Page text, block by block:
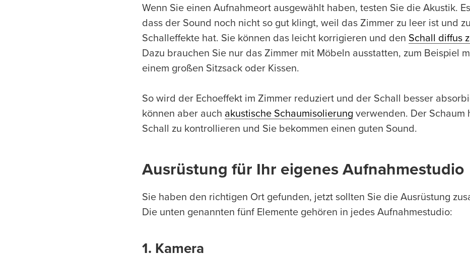
Wenn Sie einen Aufnahmeort ausgewählt haben, testen Sie die Akustik.
dass der Sound noch nicht so gut klingt, weil das Zimmer zu leer ist und
Schalleffekte hat. Sie können das leicht korrigieren und den Schall diffus
Dazu brauchen Sie nur das Zimmer mit Möbeln ausstatten, zum Beispiel
einem großen Sitzsack oder Kissen.
So wird der Echoeffekt im Zimmer reduziert und der Schall besser
können aber auch akustische Schaumisolierung verwenden. Der Schaum
Schall zu kontrollieren und Sie bekommen einen guten Sound.
Ausrüstung für Ihr eigenes Aufnahmestudio
Sie haben den richtigen Ort gefunden, jetzt sollten Sie die Ausrüstung
Die unten genannten fünf Elemente gehören in jedes Aufnahmestudio:
1. Kamera